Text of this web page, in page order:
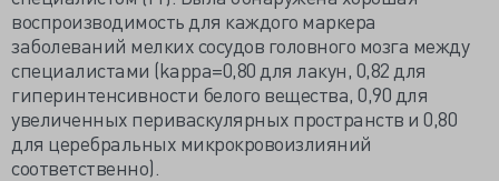
воспроизводимость для каждого маркера
заболеваний мелких сосудов головного мозга между
специалистами (kappa=0,80 для лакун, 0,82 для
гиперинтенсивности белого вещества, 0,90 для
увеличенных периваскулярных пространств и 0,80
для церебральных микрокровоизлияний
соответственно).